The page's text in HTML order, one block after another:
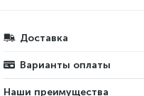
Доставка
Варианты оплаты
Наши преимущества